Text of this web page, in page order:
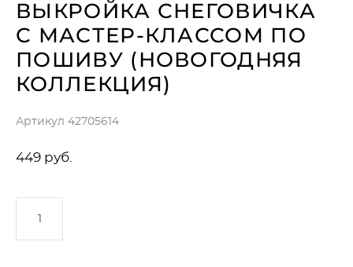
ВЫКРОЙКА СНЕГОВИЧКА
С МАСТЕР-КЛАССОМ ПО
ПОШИВУ (НОВОГОДНЯЯ
КОЛЛЕКЦИЯ)
Артикул 42705614
449 pуб.